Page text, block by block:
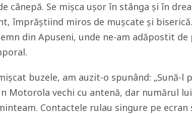
cânepă. Se mișca ușor în stânga și în
împrăștiind miros de mușcate și
din Apuseni, unde ne-am adăpostit
buzele, am auzit-o spunând: „Sună-l
Motorola vechi cu antenă, dar numărul
Contactele rulau singure pe ecran